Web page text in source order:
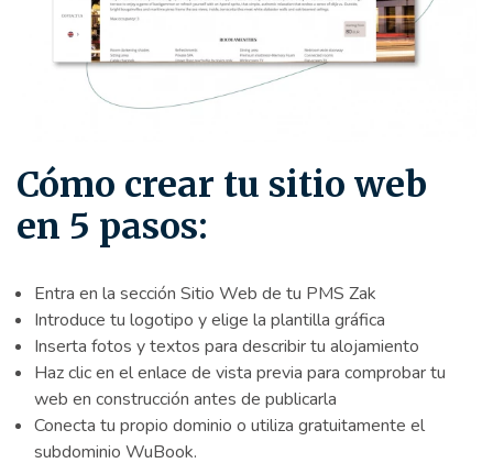
Cómo crear tu sitio web
en 5 pasos:
Entra en la sección Sitio Web de tu PMS Zak
Introduce tu logotipo y elige la plantilla gráfica
Inserta fotos y textos para describir tu alojamiento
Haz clic en el enlace de vista previa para comprobar tu
web en construcción antes de publicarla
Conecta tu propio dominio o utiliza gratuitamente el
subdominio WuBook.